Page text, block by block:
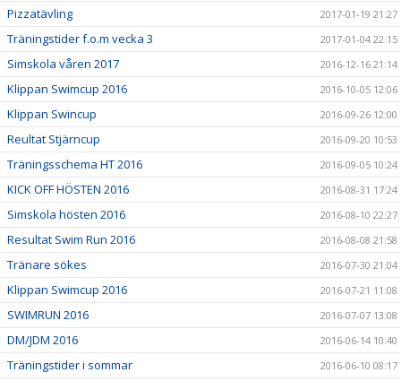
Pizzatävling 2017-01-19 21:27
Träningstider f.o.m vecka 3 2017-01-04 22:15
Simskola våren 2017 2016-12-16 21:14
Klippan Swimcup 2016 2016-10-05 12:06
Klippan Swincup 2016-09-26 12:00
Reultat Stjärncup 2016-09-20 10:53
Träningsschema HT 2016 2016-09-05 10:24
KICK OFF HÖSTEN 2016 2016-08-31 17:24
Simskola hösten 2016 2016-08-10 22:27
Resultat Swim Run 2016 2016-08-08 21:58
Tränare sökes 2016-07-30 21:04
Klippan Swimcup 2016 2016-07-21 11:08
SWIMRUN 2016 2016-07-07 13:08
DM/JDM 2016 2016-06-14 10:40
Träningstider i sommar 2016-06-10 08:17